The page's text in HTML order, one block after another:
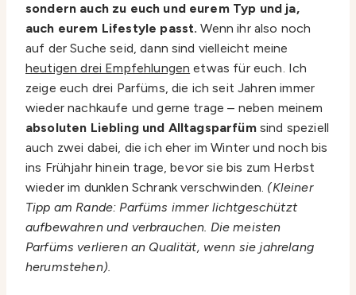
sondern auch zu euch und eurem Typ und ja,
auch eurem Lifestyle passt.Wenn ihr also noch
auf der Suche seid, dann sind vielleicht meine
heutigen drei Empfehlungen etwas für euch. Ich
zeige euch drei Parfüms, die ich seit Jahren immer
wieder nachkaufe und gerne trage – neben meinem
absoluten Liebling und Alltagsparfümsind speziell
auch zwei dabei, die ich eher im Winter und noch bis
ins Frühjahr hinein trage, bevor sie bis zum Herbst
wieder im dunklen Schrank verschwinden. (Kleiner
Tipp am Rande: Parfüms immer lichtgeschützt
aufbewahren und verbrauchen. Die meisten
Parfüms verlieren an Qualität, wenn sie jahrelang
herumstehen).